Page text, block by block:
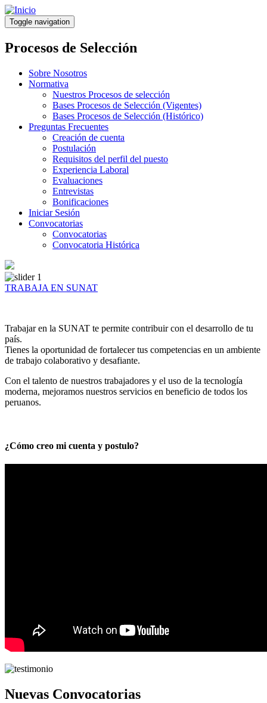
Pasar
al
contenido
principal
Toggle navigation
Procesos de Selección
Sobre Nosotros
Normativa
Nuestros Procesos de selección
Bases Procesos de Selección (Vigentes)
Bases Procesos de Selección (Histórico)
Preguntas Frecuentes
Creación de cuenta
Postulación
Requisitos del perfil del puesto
Experiencia Laboral
Evaluaciones
Entrevistas
Bonificaciones
Iniciar Sesión
Convocatorias
Convocatorias
Convocatoria Histórica
TRABAJA EN SUNAT
Trabajar en la SUNAT te permite contribuir con el desarrollo de tu
país.
Tienes la oportunidad de fortalecer tus competencias en un ambiente
de trabajo colaborativo y desafiante.
Con el talento de nuestros trabajadores y el uso de la tecnología
moderna, mejoramos nuestros servicios en beneficio de todos los
peruanos.
¿Cómo creo mi cuenta y postulo?
Nuevas Convocatorias